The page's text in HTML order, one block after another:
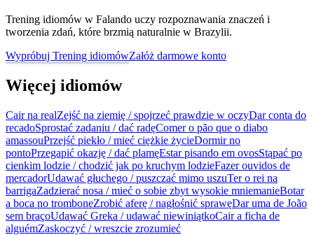
Trening idiomów w Falando uczy rozpoznawania znaczeń i
tworzenia zdań, które brzmią naturalnie w Brazylii.
Wypróbuj Trening idiomówZałóż darmowe konto
Więcej idiomów
Cair na realZejść na ziemię / spojrzeć prawdzie w oczyDar conta do
recadoSprostać zadaniu / dać radęComer o pão que o diabo
amassouPrzejść piekło / mieć ciężkie życieDormir no
pontoPrzegapić okazję / dać plamęEstar pisando em ovosStąpać po
cienkim lodzie / chodzić jak po kruchym lodzieFazer ouvidos de
mercadorUdawać głuchego / puszczać mimo uszuTer o rei na
barrigaZadzierać nosa / mieć o sobie zbyt wysokie mniemanieBotar
a boca no tromboneZrobić aferę / nagłośnić sprawęDar uma de João
sem braçoUdawać Greka / udawać niewiniątkoCair a ficha de
alguémZaskoczyć / wreszcie zrozumieć